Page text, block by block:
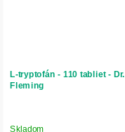
L-tryptofán - 110 tabliet - Dr.
Fleming
Skladom